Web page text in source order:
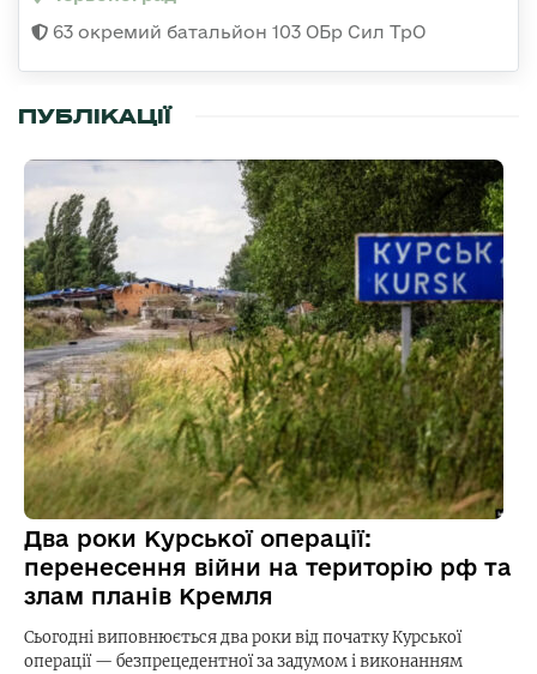
63 окремий батальйон 103 ОБр Сил ТрО
ПУБЛІКАЦІЇ
Два роки Курської операції:
перенесення війни на територію рф та
злам планів Кремля
Сьогодні виповнюється два роки від початку Курської
операції — безпрецедентної за задумом і виконанням